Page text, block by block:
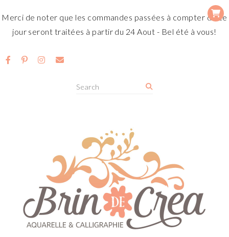
Merci de noter que les commandes passées à compter de ce
jour seront traitées à partir du 24 Aout - Bel été à vous!